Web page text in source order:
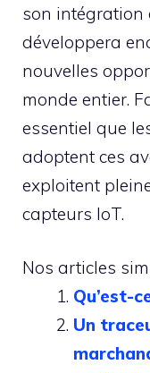
son intégration
développera
nouvelles
monde entier.
essentiel que
adoptent ces
exploitent
capteurs IoT.
Nos articles
Qu’est-
Un